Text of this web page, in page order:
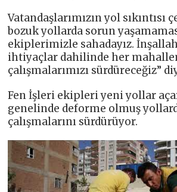
Vatandaşlarımızın yol sıkıntısı
bozuk yollarda sorun
ekiplerimizle sahadayız.
ihtiyaçlar dahilinde her
çalışmalarımızı sürdüreceğiz”
Fen İşleri ekipleri yeni yollar
genelinde deforme olmuş
çalışmalarını sürdürüyor.